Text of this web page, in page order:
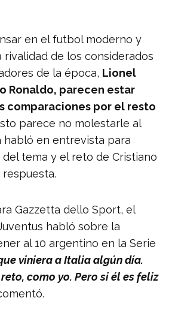
en el futbol moderno y
rivalidad de los considerados
de la época, Lionel
Ronaldo, parecen estar
comparaciones por el resto
parece no molestarle al
habló en entrevista para
tema y el reto de Cristiano
Gazzetta dello Sport, el
habló sobre la
al 10 argentino en la Serie
viniera a Italia algún día.
como yo. Pero si él es feliz